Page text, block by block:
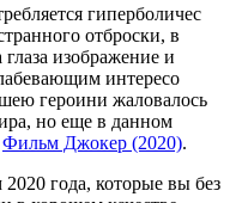
гиперболичес
отброски, в
глаза изображение и
интересо
героини жаловалось
но еще в данном
Фильм Джокер (2020).
года, которые вы без